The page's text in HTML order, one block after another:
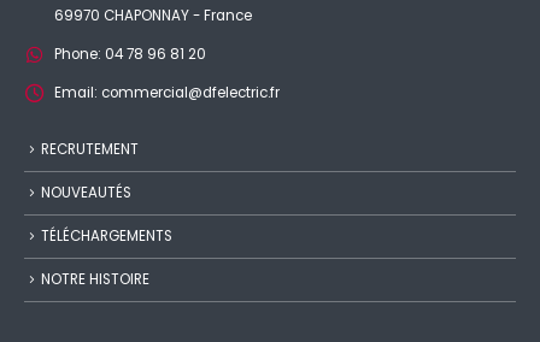
69970 CHAPONNAY - France
Phone: 04 78 96 81 20
Email: commercial@dfelectric.fr
RECRUTEMENT
NOUVEAUTÉS
TÉLÉCHARGEMENTS
NOTRE HISTOIRE